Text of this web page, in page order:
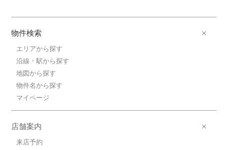
物件検索
エリアから探す
沿線・駅から探す
地図から探す
物件名から探す
マイページ
店舗案内
来店予約